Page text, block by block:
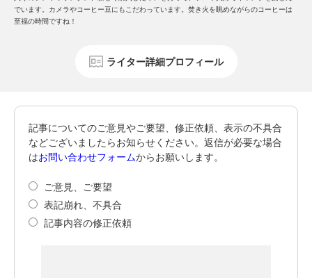
でいます。カメラやコーヒー豆にもこだわっています。焚き火を眺めながらのコーヒーは
至福の時間ですね！
ライター詳細プロフィール
記事についてのご意見やご要望、修正依頼、表示の不具合
などございましたらお知らせください。返信が必要な場合
はお問い合わせフォームからお願いします。
ご意見、ご要望
表記崩れ、不具合
記事内容の修正依頼